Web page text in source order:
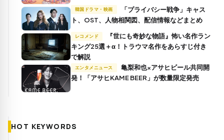
韓国ドラマ・映画
ト、OST、人物相関図、配信情報などまとめ
レコメンド
キング25選＋α！トラウマ名作をあらすじ付き
で解説
エンタメニュース
発！「アサヒKAME BEER」が数量限定発売
HOT KEYWORDS